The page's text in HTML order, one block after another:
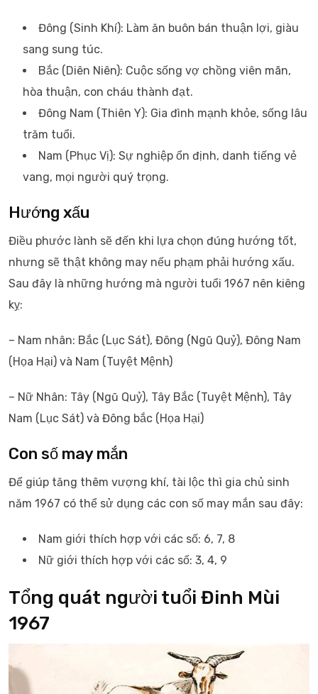
Đông (Sinh Khí): Làm ăn buôn bán thuận lợi, giàu
sang sung túc.
Bắc (Diên Niên): Cuộc sống vợ chồng viên mãn,
hòa thuận, con cháu thành đạt.
Đông Nam (Thiên Y): Gia đình mạnh khỏe, sống lâu
trăm tuổi.
Nam (Phục Vị): Sự nghiệp ổn định, danh tiếng vẻ
vang, mọi người quý trọng.
Hướng xấu
Điều phước lành sẽ đến khi lựa chọn đúng hướng tốt,
nhưng sẽ thật không may nếu phạm phải hướng xấu.
Sau đây là những hướng mà người tuổi 1967 nên kiêng
kỵ:
– Nam nhân: Bắc (Lục Sát), Đông (Ngũ Quỷ), Đông Nam
(Họa Hại) và Nam (Tuyệt Mệnh)
– Nữ Nhân: Tây (Ngũ Quỷ), Tây Bắc (Tuyệt Mệnh), Tây
Nam (Lục Sát) và Đông bắc (Họa Hại)
Con số may mắn
Để giúp tăng thêm vượng khí, tài lộc thì gia chủ sinh
năm 1967 có thể sử dụng các con số may mắn sau đây:
Nam giới thích hợp với các số: 6, 7, 8
Nữ giới thích hợp với các số: 3, 4, 9
Tổng quát người tuổi Đinh Mùi
1967